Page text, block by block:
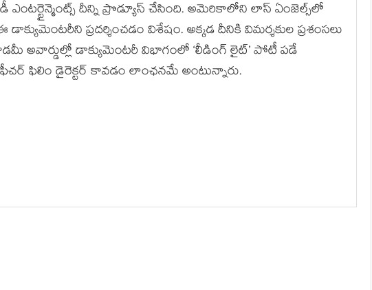
ఎంటర్టైన్మెంట్స్ దీన్ని ప్రొడ్యూస్ చేసింది. అమెరికాలోని లాస్ ఏంజెల్స్‌లో
ప్రదర్శించడం విశేషం. అక్కడ దీనికి విమర్శకుల ప్రశంసలు
అవార్డుల్లో డాక్యుమెంటరీ విభాగంలో ‘లీడింగ్ లైట్’ పోటీ పడే
ఫిలిం డైరెక్టర్ కావడం లాంఛనమే అంటున్నారు.